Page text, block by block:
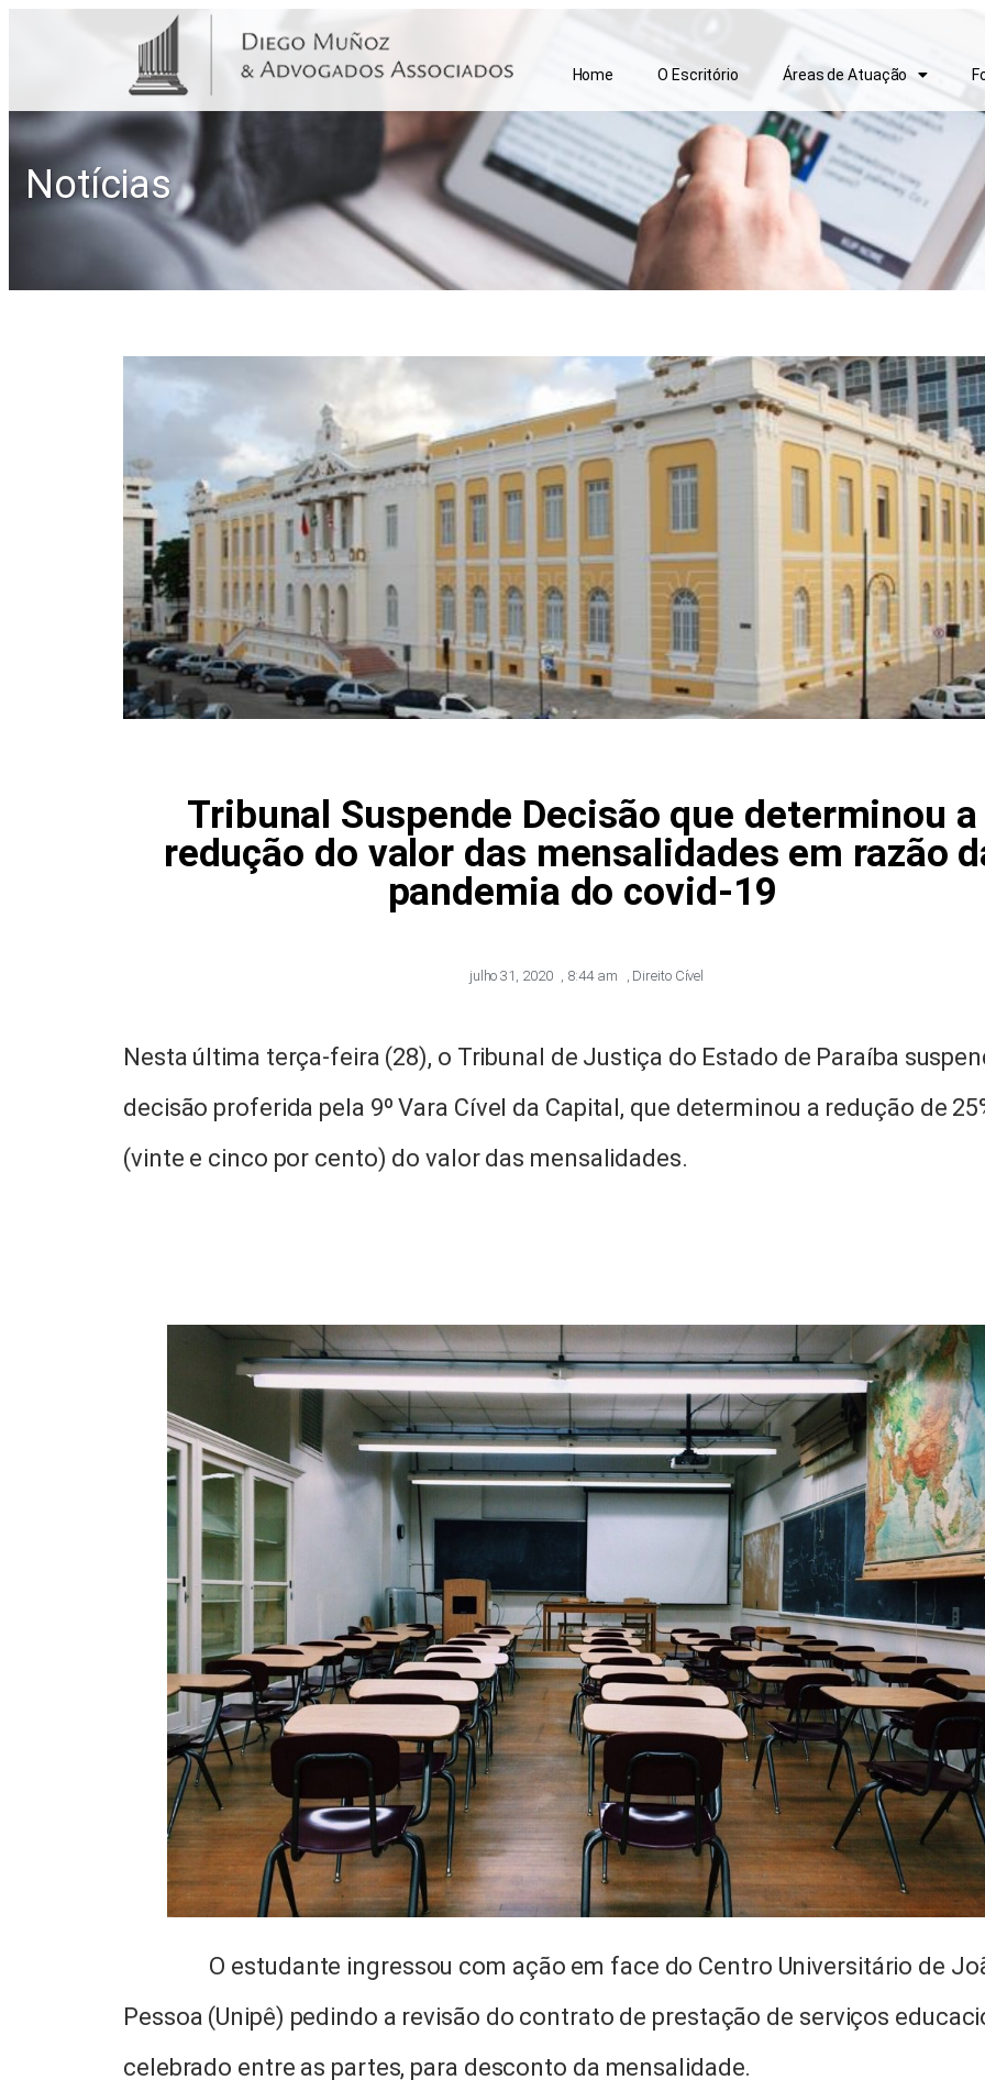
Home O Escritório Áreas de Atuação
Notícias
Tribunal Suspende Decisão que determinou a
redução do valor das mensalidades em razão
pandemia do covid-19
julho 31, 2020 8:44 am Direito Cível
Nesta última terça-feira (28), o Tribunal de Justiça do Estado de Paraíba
decisão proferida pela 9º Vara Cível da Capital, que determinou a redução de
(vinte e cinco por cento) do valor das mensalidades.
O estudante ingressou com ação em face do Centro Universitário de
Pessoa (Unipê) pedindo a revisão do contrato de prestação de serviços
celebrado entre as partes, para desconto da mensalidade.